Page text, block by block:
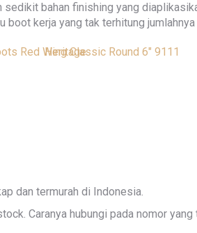
bahan finishing yang
kerja yang tak terhitung
dan termurah di Indonesia.
Caranya hubungi pada nomor